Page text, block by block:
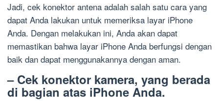
Jadi, cek konektor antena adalah salah satu cara yang
dapat Anda lakukan untuk memeriksa layar iPhone
Anda. Dengan melakukan ini, Anda akan dapat
memastikan bahwa layar iPhone Anda berfungsi dengan
baik dan dapat menggunakannya dengan aman.
– Cek konektor kamera, yang berada
di bagian atas iPhone Anda.